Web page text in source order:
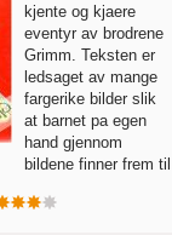
kjente og kjaere
eventyr av brodrene
Grimm. Teksten er
ledsaget av mange
fargerike bilder slik
at barnet pa egen
hand gjennom
bildene finner frem til